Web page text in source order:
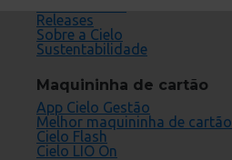
Releases
Sobre a Cielo
Sustentabilidade
Maquininha de cartão
App Cielo Gestão
Melhor maquininha de cartão
Cielo Flash
Cielo LIO On